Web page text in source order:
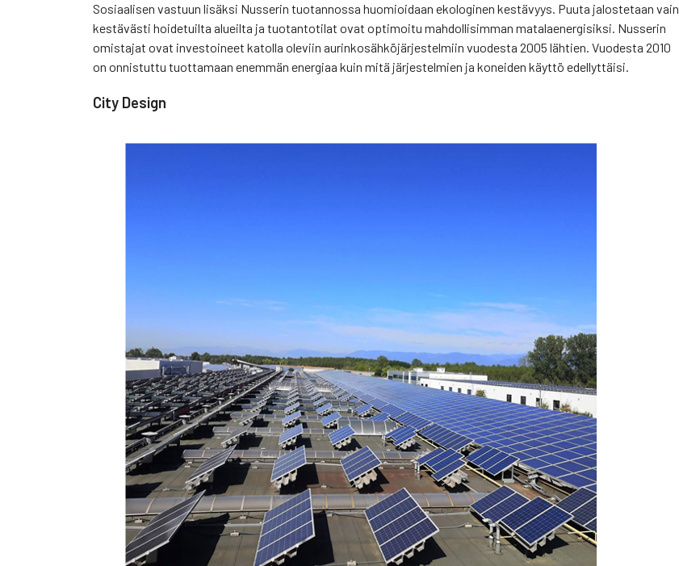
Sosiaalisen vastuun lisäksi Nusserin tuotannossa huomioidaan ekologinen kestävyys. Puuta jalostetaan vain
kestävästi hoidetuilta alueilta ja tuotantotilat ovat optimoitu mahdollisimman matalaenergisiksi. Nusserin
omistajat ovat investoineet katolla oleviin aurinkosähköjärjestelmiin vuodesta 2005 lähtien. Vuodesta 2010
on onnistuttu tuottamaan enemmän energiaa kuin mitä järjestelmien ja koneiden käyttö edellyttäisi.
City Design